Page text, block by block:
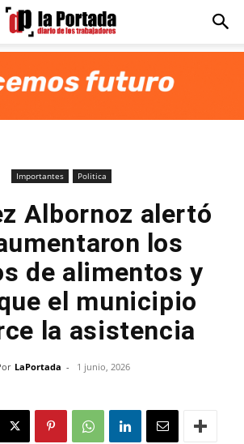
Importantes Politica
Albornoz alertó
los
de alimentos y
el municipio
la asistencia
LaPortada - 1 junio, 2026